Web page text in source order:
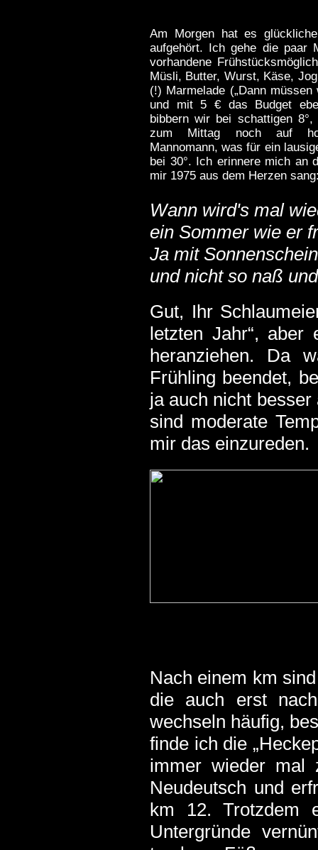
Am Morgen hat es
aufgehört. Ich gehe die paar
vorhandene
Müsli, Butter, Wurst, Käse,
(!) Marmelade („Dann
und mit 5 € das Budget
bibbern wir bei schattigen
zum Mittag noch auf
Mannomann, was für ein
bei 30°. Ich erinnere mich an
mir 1975 aus dem Herzen
Wann wird's mal
ein Sommer wie er
Ja mit
und nicht so naß
Gut, Ihr
letzten Jahr“, aber
heranziehen. Da
Frühling beendet,
ja auch nicht
sind moderate
mir das einzureden.
Nach einem km
die auch erst
wechseln häufig,
finde ich die
immer wieder mal
Neudeutsch und
km 12. Trotzdem
Untergründe